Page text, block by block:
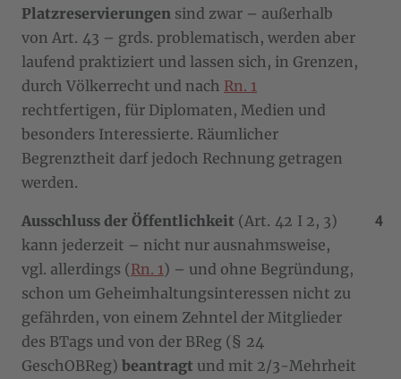
Platzreservierungen sind zwar – außerhalb
von Art. 43 – grds. problematisch, werden aber
laufend praktiziert und lassen sich, in Grenzen,
durch Völkerrecht und nach Rn. 1
rechtfertigen, für Diplomaten, Medien und
besonders Interessierte. Räumlicher
Begrenztheit darf jedoch Rechnung getragen
werden.
Ausschluss der Öffentlichkeit (Art. 42 I 2, 3)
kann jederzeit – nicht nur ausnahmsweise,
vgl. allerdings (Rn. 1) – und ohne Begründung,
schon um Geheimhaltungsinteressen nicht zu
gefährden, von einem Zehntel der Mitglieder
des BTags und von der BReg (§ 24
GeschOBReg) beantragt und mit 2/3-Mehrheit